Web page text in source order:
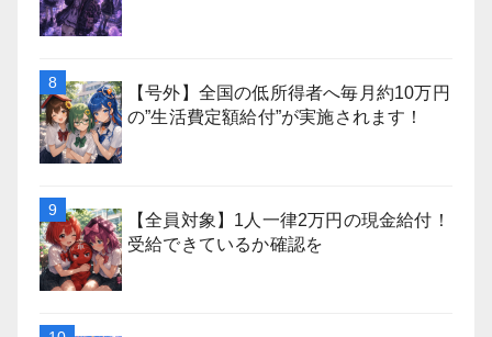
【号外】全国の低所得者へ毎月約10万円
の”生活費定額給付”が実施されます！
【全員対象】1人一律2万円の現金給付！
受給できているか確認を